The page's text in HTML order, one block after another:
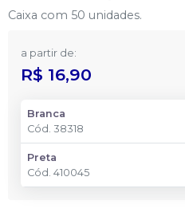
Caixa com 50 unidades.
a partir de:
R$ 16,90
Branca
Cód.38318
Preta
Cód.410045